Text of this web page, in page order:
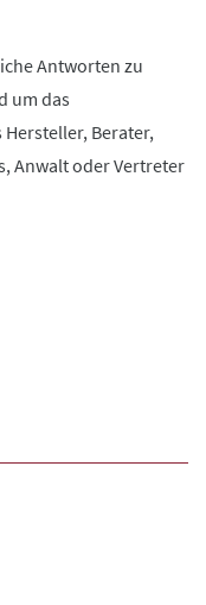
Antworten zu
um das
Berater,
Anwalt oder Vertreter